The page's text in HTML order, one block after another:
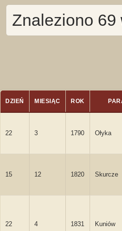
Znaleziono 69
DZIEŃ MIESIĄC ROK
22 3 1790 Ołyka
15 12 1820 Skurcze
22 4 1831 Kuniów